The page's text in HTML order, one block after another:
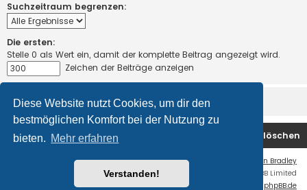
Diese Website nutzt Cookies, um dir den
bestmöglichen Komfort bei der Nutzung zu
bieten. Mehr erfahren
Verstanden!
Suchzeitraum begrenzen:
Die ersten:
Stelle 0 als Wert ein, damit der komplette Beitrag angezeigt wird.
Zeichen der Beiträge anzeigen
Startseite Foren-Übersicht Alle Cookies löschen
Ian Bradley
Powered byphpBB
® Forum Software © phpBB Limited
Deutsche Übersetzung durch phpBB.de